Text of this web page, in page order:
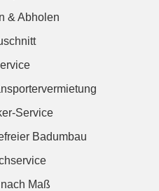
& Abholen
Service
Badumbau
Maß